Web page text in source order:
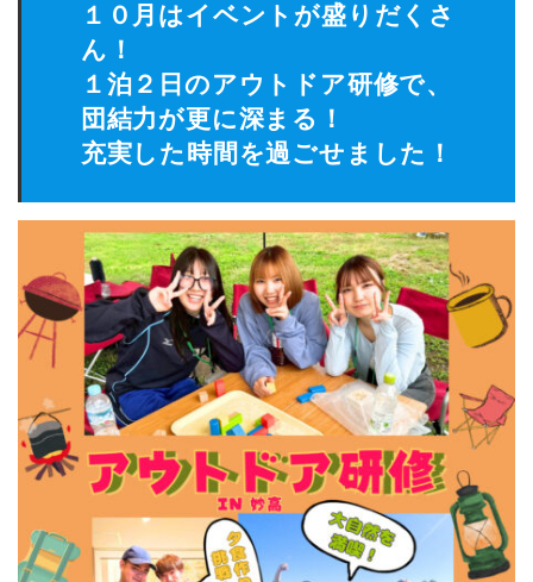
１０月はイベントが盛りだくさ
ん！
１泊２日のアウトドア研修で、
団結力が更に深まる！
充実した時間を過ごせました！